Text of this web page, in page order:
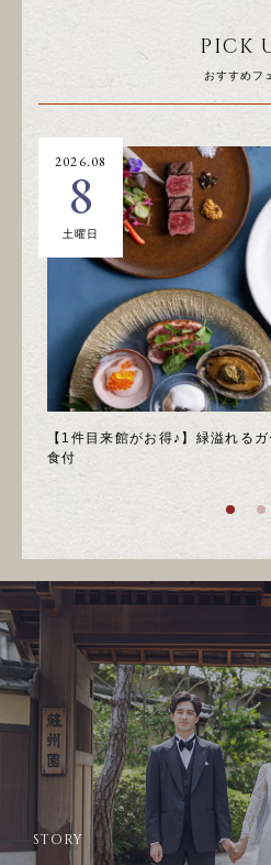
PICK
おすすめフ
【1件目来館がお得♪】緑溢れる
食付
2026.08
8
土曜日
STORY